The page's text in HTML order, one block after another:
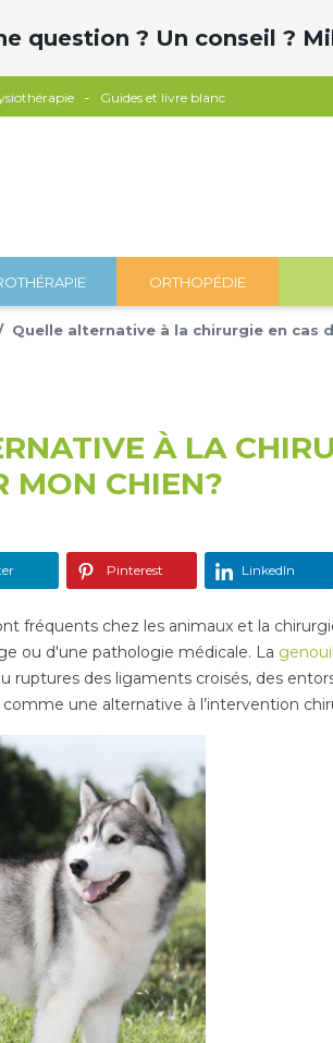
question ? Un conseil ?
Guides et livre blanc
ORTHOPÉDIE
Quelle alternative à la chirurgie en cas
À LA
MON CHIEN?
Pinterest LinkedIn
fréquents chez les animaux et la
ou d'une pathologie médicale. La
ruptures des ligaments croisés, des
une alternative à l’intervention